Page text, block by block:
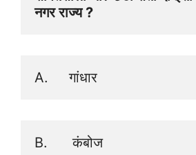
नगर राज्य ?
A.     गांधार
B.      कंबोज